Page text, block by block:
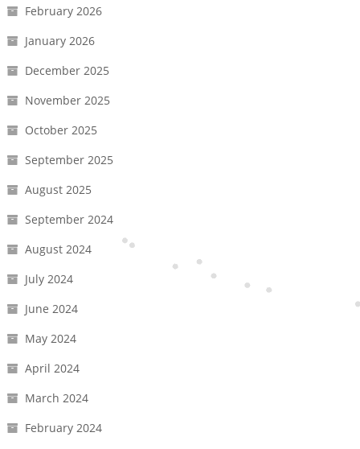
February 2026
January 2026
December 2025
November 2025
October 2025
September 2025
August 2025
September 2024
August 2024
July 2024
June 2024
May 2024
April 2024
March 2024
February 2024